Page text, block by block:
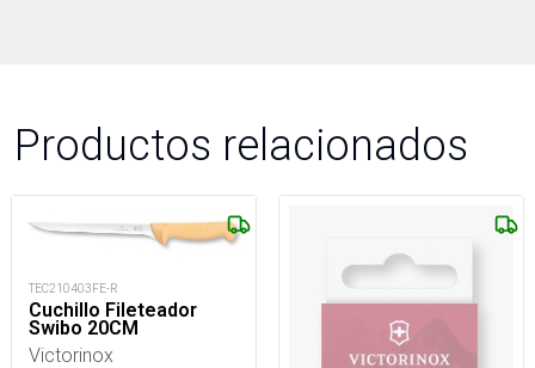
Productos relacionados
TEC210403FE-R
Cuchillo Fileteador
Swibo 20CM
Victorinox